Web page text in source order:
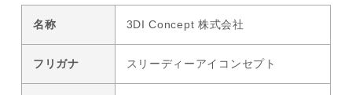
名称 3DI Concept 株式会社
フリガナ スリーディーアイコンセプト